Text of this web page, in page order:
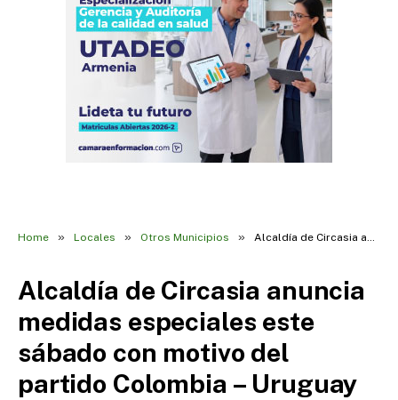
Home » Locales » Otros Municipios » Alcaldía de Circasia anuncia medidas especiales este sábado con motivo del partido Colombia – Uruguay
Alcaldía de Circasia anuncia
medidas especiales este
sábado con motivo del
partido Colombia – Uruguay